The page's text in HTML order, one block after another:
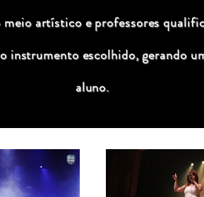
artístico e professores
instrumento escolhido, gerando
aluno.